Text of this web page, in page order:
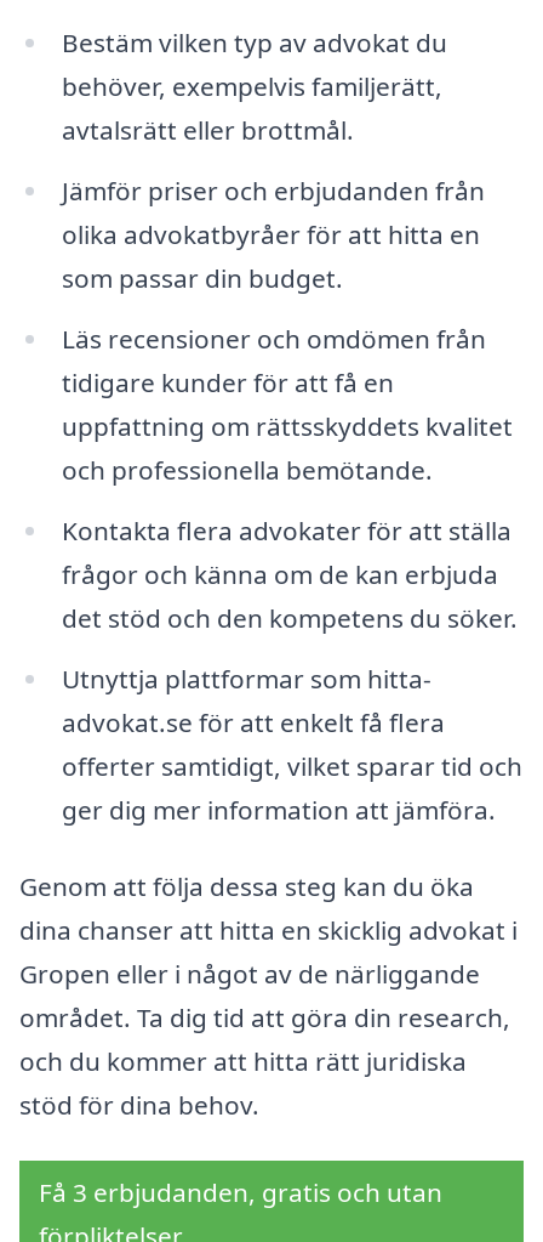
Bestäm vilken typ av advokat du
behöver, exempelvis familjerätt,
avtalsrätt eller brottmål.
Jämför priser och erbjudanden från
olika advokatbyråer för att hitta en
som passar din budget.
Läs recensioner och omdömen från
tidigare kunder för att få en
uppfattning om rättsskyddets kvalitet
och professionella bemötande.
Kontakta flera advokater för att ställa
frågor och känna om de kan erbjuda
det stöd och den kompetens du söker.
Utnyttja plattformar som hitta-
advokat.se för att enkelt få flera
offerter samtidigt, vilket sparar tid och
ger dig mer information att jämföra.
Genom att följa dessa steg kan du öka
dina chanser att hitta en skicklig advokat i
Gropen eller i något av de närliggande
området. Ta dig tid att göra din research,
och du kommer att hitta rätt juridiska
stöd för dina behov.
Få 3 erbjudanden, gratis och utan